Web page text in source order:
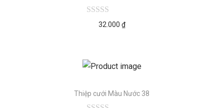
32.000 ₫
Thiệp cưới Màu Nước 38